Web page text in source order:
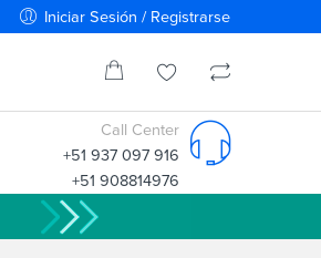
Iniciar Sesión / Registrarse
Call Center
+51 937 097 916
+51 908814976